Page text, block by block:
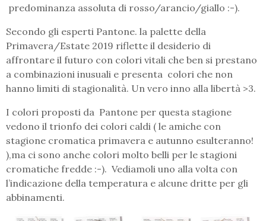
predominanza assoluta di rosso/arancio/giallo :-).
Secondo gli esperti Pantone. la palette della
Primavera/Estate 2019 riflette il desiderio di
affrontare il futuro con colori vitali che ben si prestano
a combinazioni inusuali e presenta colori che non
hanno limiti di stagionalità. Un vero inno alla libertà >3.
I colori proposti da Pantone per questa stagione
vedono il trionfo dei colori caldi ( le amiche con
stagione cromatica primavera e autunno esulteranno!
),ma ci sono anche colori molto belli per le stagioni
cromatiche fredde :-). Vediamoli uno alla volta con
l’indicazione della temperatura e alcune dritte per gli
abbinamenti.